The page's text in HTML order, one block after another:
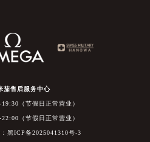
茄售后服务中心
（节假日正常营业）
（节假日正常营业）
黑ICP备2025041310号-3